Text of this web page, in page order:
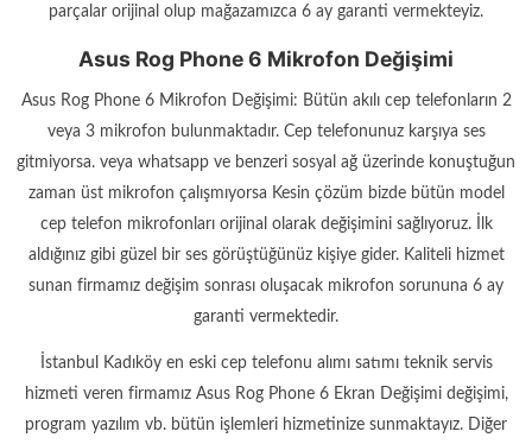
parçalar orijinal olup mağazamızca 6 ay garanti vermekteyiz.
Asus Rog Phone 6 Mikrofon Değişimi
Asus Rog Phone 6 Mikrofon Değişimi: Bütün akılı cep telefonların 2
veya 3 mikrofon bulunmaktadır. Cep telefonunuz karşıya ses
gitmiyorsa. veya whatsapp ve benzeri sosyal ağ üzerinde konuştuğun
zaman üst mikrofon çalışmıyorsa Kesin çözüm bizde bütün model
cep telefon mikrofonları orijinal olarak değişimini sağlıyoruz. İlk
aldığınız gibi güzel bir ses görüştüğünüz kişiye gider. Kaliteli hizmet
sunan firmamız değişim sonrası oluşacak mikrofon sorununa 6 ay
garanti vermektedir.
İstanbul Kadıköy en eski cep telefonu alımı satımı teknik servis
hizmeti veren firmamız Asus Rog Phone 6 Ekran Değişimi değişimi,
program yazılım vb. bütün işlemleri hizmetinize sunmaktayız. Diğer